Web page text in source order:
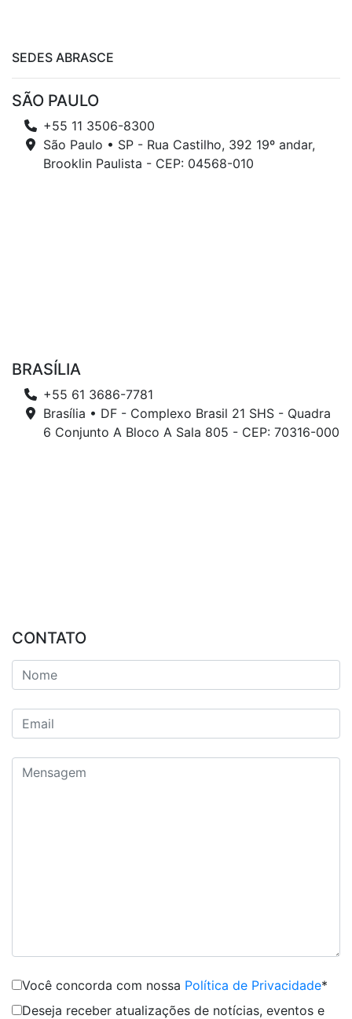
SEDES ABRASCE
SÃO PAULO
+55 11 3506-8300
São Paulo • SP - Rua Castilho, 392 19º andar,
Brooklin Paulista - CEP: 04568-010
BRASÍLIA
+55 61 3686-7781
Brasília • DF - Complexo Brasil 21 SHS - Quadra
6 Conjunto A Bloco A Sala 805 - CEP: 70316-000
CONTATO
Você concorda com nossa Política de Privacidade*
Deseja receber atualizações de notícias, eventos e